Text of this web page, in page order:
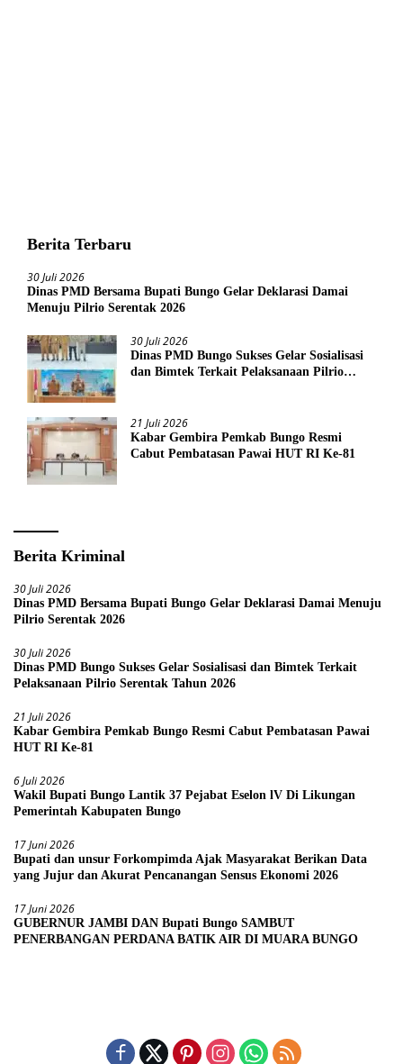
Berita Terbaru
30 Juli 2026
Dinas PMD Bersama Bupati Bungo Gelar Deklarasi Damai
Menuju Pilrio Serentak 2026
30 Juli 2026
Dinas PMD Bungo Sukses Gelar Sosialisasi
dan Bimtek Terkait Pelaksanaan Pilrio
21 Juli 2026
Kabar Gembira Pemkab Bungo Resmi
Cabut Pembatasan Pawai HUT RI Ke-81
Berita Kriminal
30 Juli 2026
Dinas PMD Bersama Bupati Bungo Gelar Deklarasi Damai Menuju
Pilrio Serentak 2026
30 Juli 2026
Dinas PMD Bungo Sukses Gelar Sosialisasi dan Bimtek Terkait
Pelaksanaan Pilrio Serentak Tahun 2026
21 Juli 2026
Kabar Gembira Pemkab Bungo Resmi Cabut Pembatasan Pawai
HUT RI Ke-81
6 Juli 2026
Wakil Bupati Bungo Lantik 37 Pejabat Eselon lV Di Likungan
Pemerintah Kabupaten Bungo
17 Juni 2026
Bupati dan unsur Forkompimda Ajak Masyarakat Berikan Data
yang Jujur dan Akurat Pencanangan Sensus Ekonomi 2026
17 Juni 2026
GUBERNUR JAMBI DAN Bupati Bungo SAMBUT
PENERBANGAN PERDANA BATIK AIR DI MUARA BUNGO